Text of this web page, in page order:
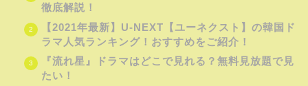
徹底解説！
【2021年最新】U-NEXT【ユーネクスト】の韓国ド
ラマ人気ランキング！おすすめをご紹介！
『流れ星』ドラマはどこで見れる？無料見放題で見
たい！